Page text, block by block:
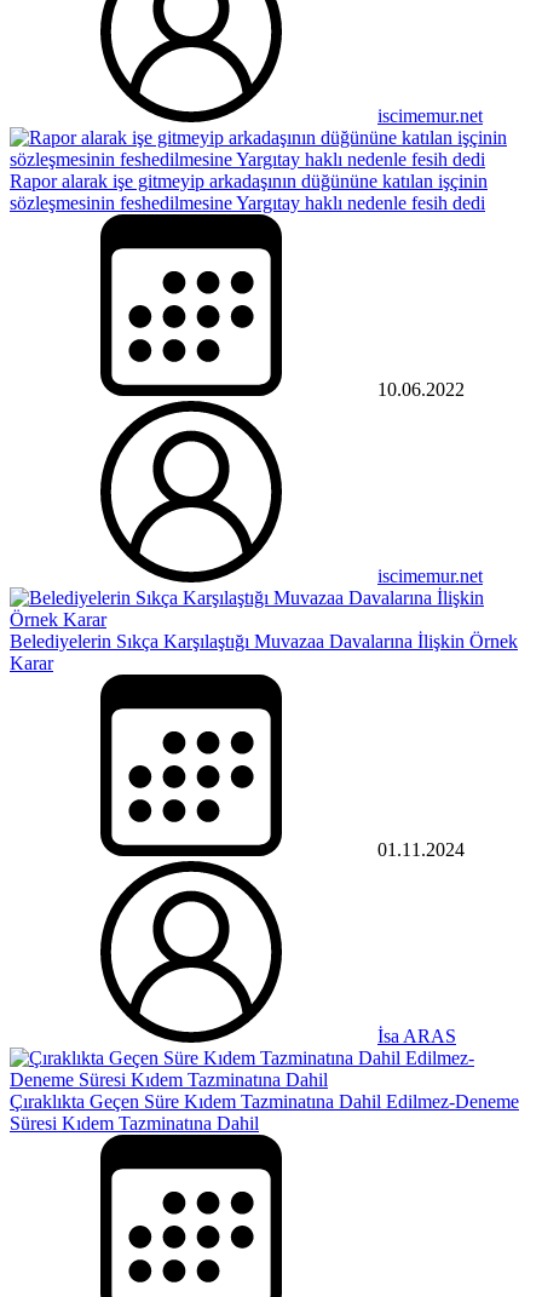
iscimemur.net
Rapor alarak işe gitmeyip arkadaşının düğününe katılan işçinin
sözleşmesinin feshedilmesine Yargıtay haklı nedenle fesih dedi
10.06.2022
iscimemur.net
Belediyelerin Sıkça Karşılaştığı Muvazaa Davalarına İlişkin Örnek
Karar
01.11.2024
İsa ARAS
Çıraklıkta Geçen Süre Kıdem Tazminatına Dahil Edilmez-Deneme
Süresi Kıdem Tazminatına Dahil